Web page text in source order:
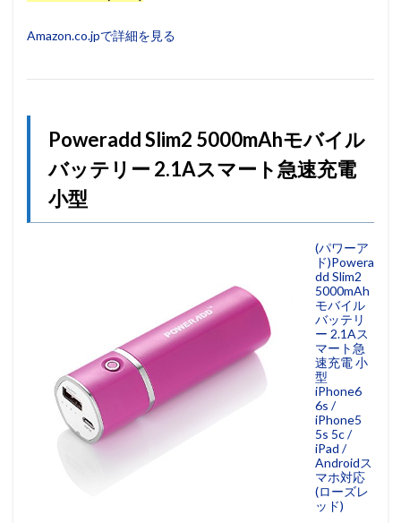
Amazon.co.jpで詳細を見る
Poweradd Slim2 5000mAhモバイル
バッテリー 2.1Aスマート急速充電
小型
(パワーア
ド)Powera
dd Slim2
5000mAh
モバイル
バッテリ
ー 2.1Aス
マート急
速充電 小
型
iPhone6
6s /
iPhone5
5s 5c /
iPad /
Androidス
マホ対応
(ローズレ
ッド)